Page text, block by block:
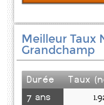
Meilleur Taux
Grandchamp
Durée
Taux
7 ans